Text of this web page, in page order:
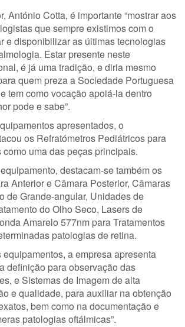
António Cotta, é importante “mostrar aos
que sempre existimos com o
e disponibilizar as últimas tecnologias
Estar presente neste
é já uma tradição, e diria mesmo
quem preza a Sociedade Portuguesa
tem como vocação apoiá-la dentro
pode e sabe”.
apresentados, o
os Refratómetros Pediátricos para
uma das peças principais.
destacam-se também os
Anterior e Câmara Posterior, Câmaras
de Grande-angular, Unidades de
do Olho Seco, Lasers de
Amarelo 577nm para Tratamentos
patologias de retina.
a empresa apresenta
definição para observação das
e Sistemas de Imagem de alta
e qualidade, para auxiliar na obtenção
bem como na documentação e
patologias oftálmicas”.